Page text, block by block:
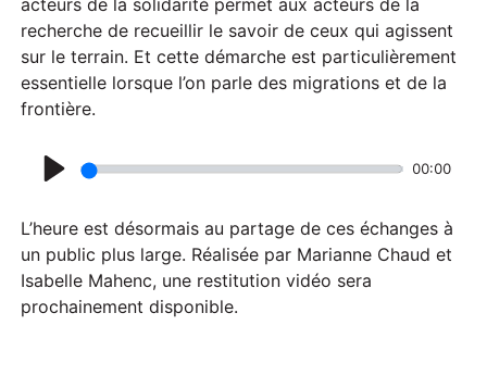
recherche de recueillir le savoir de ceux qui agissent
sur le terrain. Et cette démarche est particulièrement
essentielle lorsque l’on parle des migrations et de la
frontière.
l
a
y
00:00
L’heure est désormais au partage de ces échanges à
un public plus large. Réalisée par Marianne Chaud et
Isabelle Mahenc, une restitution vidéo sera
prochainement disponible.